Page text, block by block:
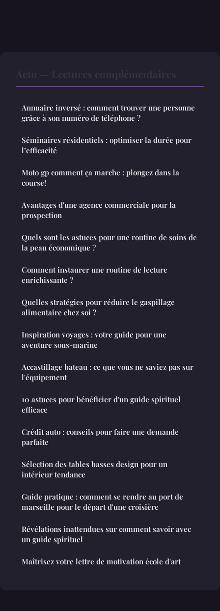
Annuaire inversé : comment trouver une personne
grâce à son numéro de téléphone ?
Séminaires résidentiels : optimiser la durée pour
l’efficacité
Moto gp comment ça marche : plongez dans la
course!
Avantages d'une agence commerciale pour la
prospection
Quels sont les astuces pour une routine de soins de
la peau économique ?
Comment instaurer une routine de lecture
enrichissante ?
Quelles stratégies pour réduire le gaspillage
alimentaire chez soi ?
Inspiration voyages : votre guide pour une
aventure sous-marine
Accastillage bateau : ce que vous ne saviez pas sur
l'équipement
10 astuces pour bénéficier d'un guide spirituel
efficace
Crédit auto : conseils pour faire une demande
parfaite
Sélection des tables basses design pour un
intérieur tendance
Guide pratique : comment se rendre au port de
marseille pour le départ d'une croisière
Révélations inattendues sur comment savoir avec
un guide spirituel
Maîtrisez votre lettre de motivation école d'art